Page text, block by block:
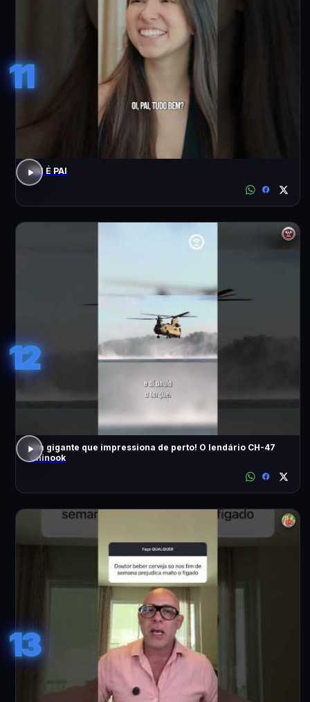
11
PAI É PAI
12
Um gigante que impressiona de perto! O lendário CH-47
Chinook
13